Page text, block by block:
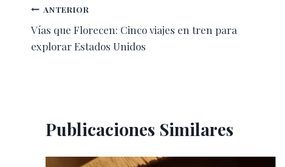
Navegación
de
ANTERIOR
Vías que Florecen: Cinco viajes en tren para
explorar Estados Unidos
Publicaciones Similares